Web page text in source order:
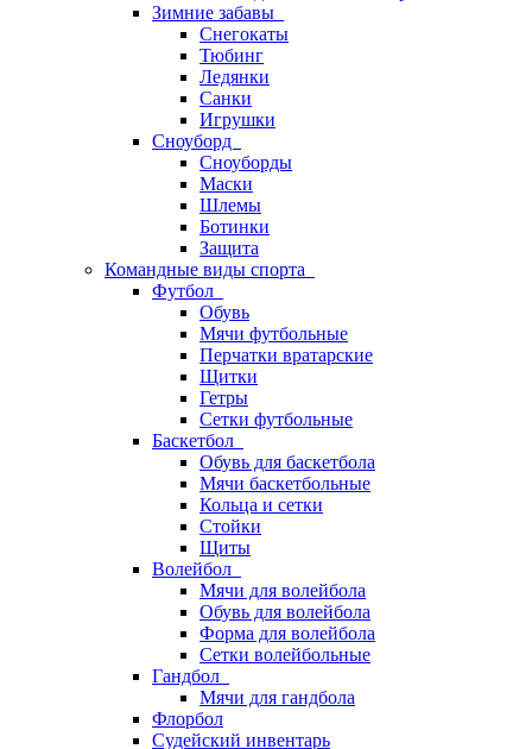
Зимние забавы
Снегокаты
Тюбинг
Ледянки
Санки
Игрушки
Сноуборд
Сноуборды
Маски
Шлемы
Ботинки
Защита
Командные виды спорта
Футбол
Обувь
Мячи футбольные
Перчатки вратарские
Щитки
Гетры
Сетки футбольные
Баскетбол
Обувь для баскетбола
Мячи баскетбольные
Кольца и сетки
Стойки
Щиты
Волейбол
Мячи для волейбола
Обувь для волейбола
Форма для волейбола
Сетки волейбольные
Гандбол
Мячи для гандбола
Флорбол
Судейский инвентарь